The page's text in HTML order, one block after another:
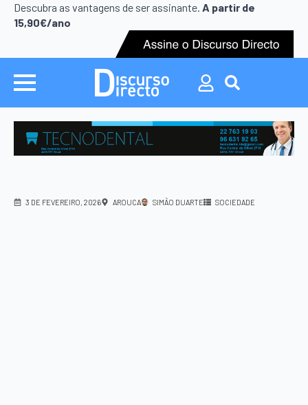
Descubra as vantagens de ser assinante. A partir de
15,90€/ano
Search
for:
3 DE FEVEREIRO, 2026 AROUCA SIMÃO DUARTE SOCIEDADE